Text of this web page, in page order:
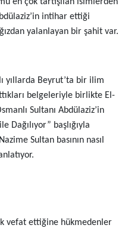
intihar ettiği
yalanlayan bir şahit var.
yıllarda Beyrut’ta bir ilim
belgeleriyle birlikte El-
Sultanı Abdülaziz’in
Dağılıyor” başlığıyla
Sultan basının nasıl
vefat ettiğine hükmedenler